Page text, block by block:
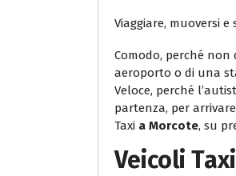
Viaggiare, muoversi e
Comodo, perché
aeroporto o di una
Veloce, perché
partenza, per
Taxi a Morcote, su
Veicoli